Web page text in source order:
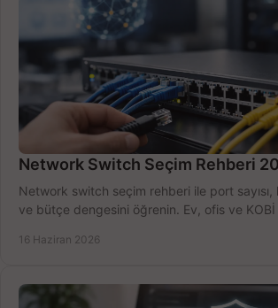
Network Switch Seçim Rehberi
Network switch seçim rehberi ile port sayısı,
ve bütçe dengesini öğrenin. Ev, ofis ve KOBİ
16 Haziran 2026